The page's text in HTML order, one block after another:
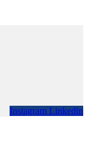
Instagram Linkedin